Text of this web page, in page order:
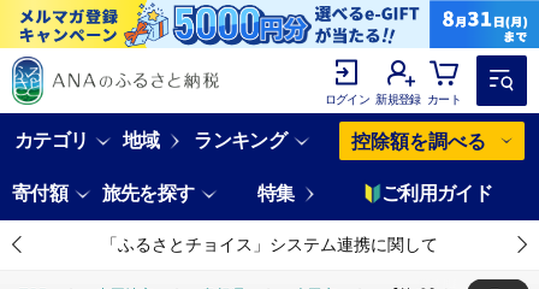
ログイン 新規登録 カート
カテゴリ 地域 ランキング 控除額を調べる
寄付額 旅先を探す 特集 ご利用ガイド
「ふるさとチョイス」システム連携に関して